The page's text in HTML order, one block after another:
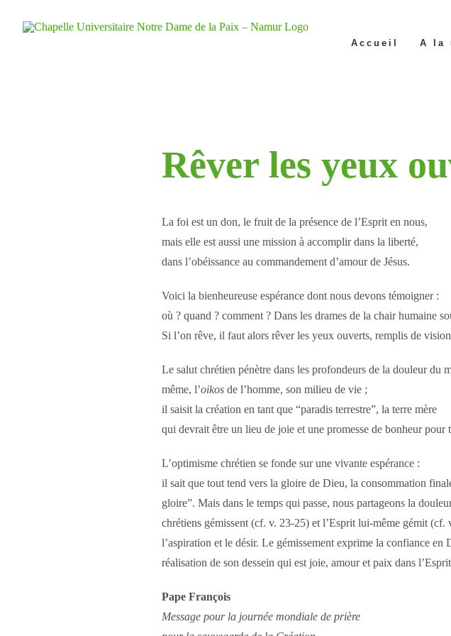
Accueil A la
Rêver les yeux
La foi est un don, le fruit de la présence de l’Esprit en nous,
mais elle est aussi une mission à accomplir dans la liberté,
dans l’obéissance au commandement d’amour de Jésus.
Voici la bienheureuse espérance dont nous devons témoigner :
où ? quand ? comment ? Dans les drames de la chair humaine
Si l’on rêve, il faut alors rêver les yeux ouverts, remplis de
Le salut chrétien pénètre dans les profondeurs de la douleur du
même, l’oikosde l’homme, son milieu de vie ;
il saisit la création en tant que “paradis terrestre”, la terre mère
qui devrait être un lieu de joie et une promesse de bonheur pour
L’optimisme chrétien se fonde sur une vivante espérance :
il sait que tout tend vers la gloire de Dieu, la consommation
gloire”. Mais dans le temps qui passe, nous partageons la
chrétiens gémissent (cf. v. 23-25) et l’Esprit lui-même gémit
l’aspiration et le désir. Le gémissement exprime la confiance en
réalisation de son dessein qui est joie, amour et paix dans
Pape François
Message pour la journée mondiale de prière